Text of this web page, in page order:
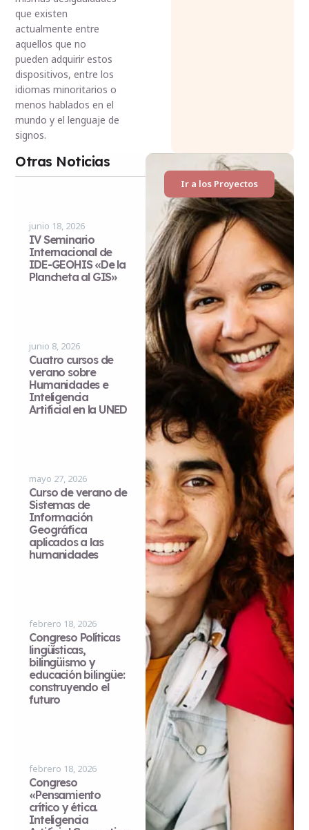
que existen
actualmente entre
aquellos que no
pueden adquirir estos
dispositivos, entre los
idiomas minoritarios o
menos hablados en el
mundo y el lenguaje de
signos.
Otras Noticias
junio 18, 2026
IV Seminario
Internacional de
IDE-GEOHIS «De la
Plancheta al GIS»
junio 8, 2026
Cuatro cursos de
verano sobre
Humanidades e
Inteligencia
Artificial en la UNED
mayo 27, 2026
Curso de verano de
Sistemas de
Información
Geográfica
aplicados a las
humanidades
febrero 18, 2026
Congreso Políticas
lingüísticas,
bilingüismo y
educación bilingüe:
construyendo el
futuro
febrero 18, 2026
Congreso
«Pensamiento
crítico y ética.
Inteligencia
Ir a los Proyectos